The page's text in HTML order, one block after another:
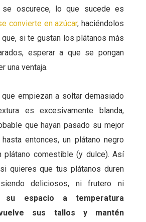
oscurece, lo que sucede es
convierte en azúcar, haciéndolos
si te gustan los plátanos más
esperar a que se pongan
una ventaja.
empiezan a soltar demasiado
es excesivamente blanda,
que hayan pasado su mejor
entonces, un plátano negro
plátano comestible (y dulce). Así
quieres que tus plátanos duren
deliciosos, ni frutero ni
espacio a temperatura
sus tallos y mantén